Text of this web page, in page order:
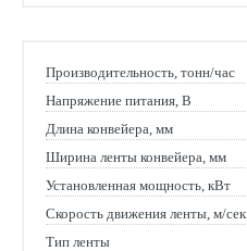
Производительность, тонн/час
Напряжение питания, В
Длина конвейера, мм
Ширина ленты конвейера, мм
Установленная мощность, кВт
Скорость движения ленты, м/сек
Тип ленты